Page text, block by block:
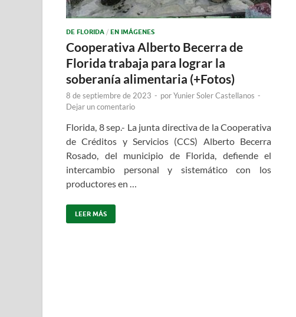
DE FLORIDA / EN IMÁGENES
Cooperativa Alberto Becerra de
Florida trabaja para lograr la
soberanía alimentaria (+Fotos)
8 de septiembre de 2023 - porYunier Soler Castellanos -
Dejar un comentario
Florida, 8 sep.- La junta directiva de la Cooperativa
de Créditos y Servicios (CCS) Alberto Becerra
Rosado, del municipio de Florida, defiende el
intercambio personal y sistemático con los
productores en …
LEER MÁS